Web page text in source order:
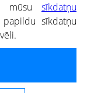
un tai nav
mūsu sīkdatņu
sīkdatņu